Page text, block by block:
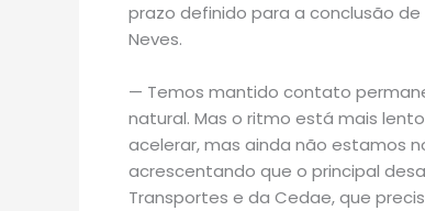
prazo definido para a conclusão
Neves.
— Temos mantido contato
natural. Mas o ritmo está mais
acelerar, mas ainda não estamos
acrescentando que o principal
Transportes e da Cedae, que